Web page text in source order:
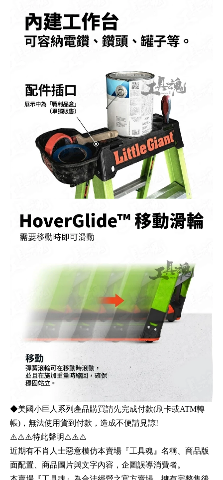
◆美國小巨人系列產品購買請先完成付款(刷卡或ATM轉
帳)，無法使用貨到付款，造成不便請見諒!
⚠️⚠️⚠️特此聲明⚠️⚠️⚠️
近期有不肖人士惡意模仿本賣場『工具魂』名稱、商品版
面配置、商品圖片與文字內容，企圖誤導消費者。